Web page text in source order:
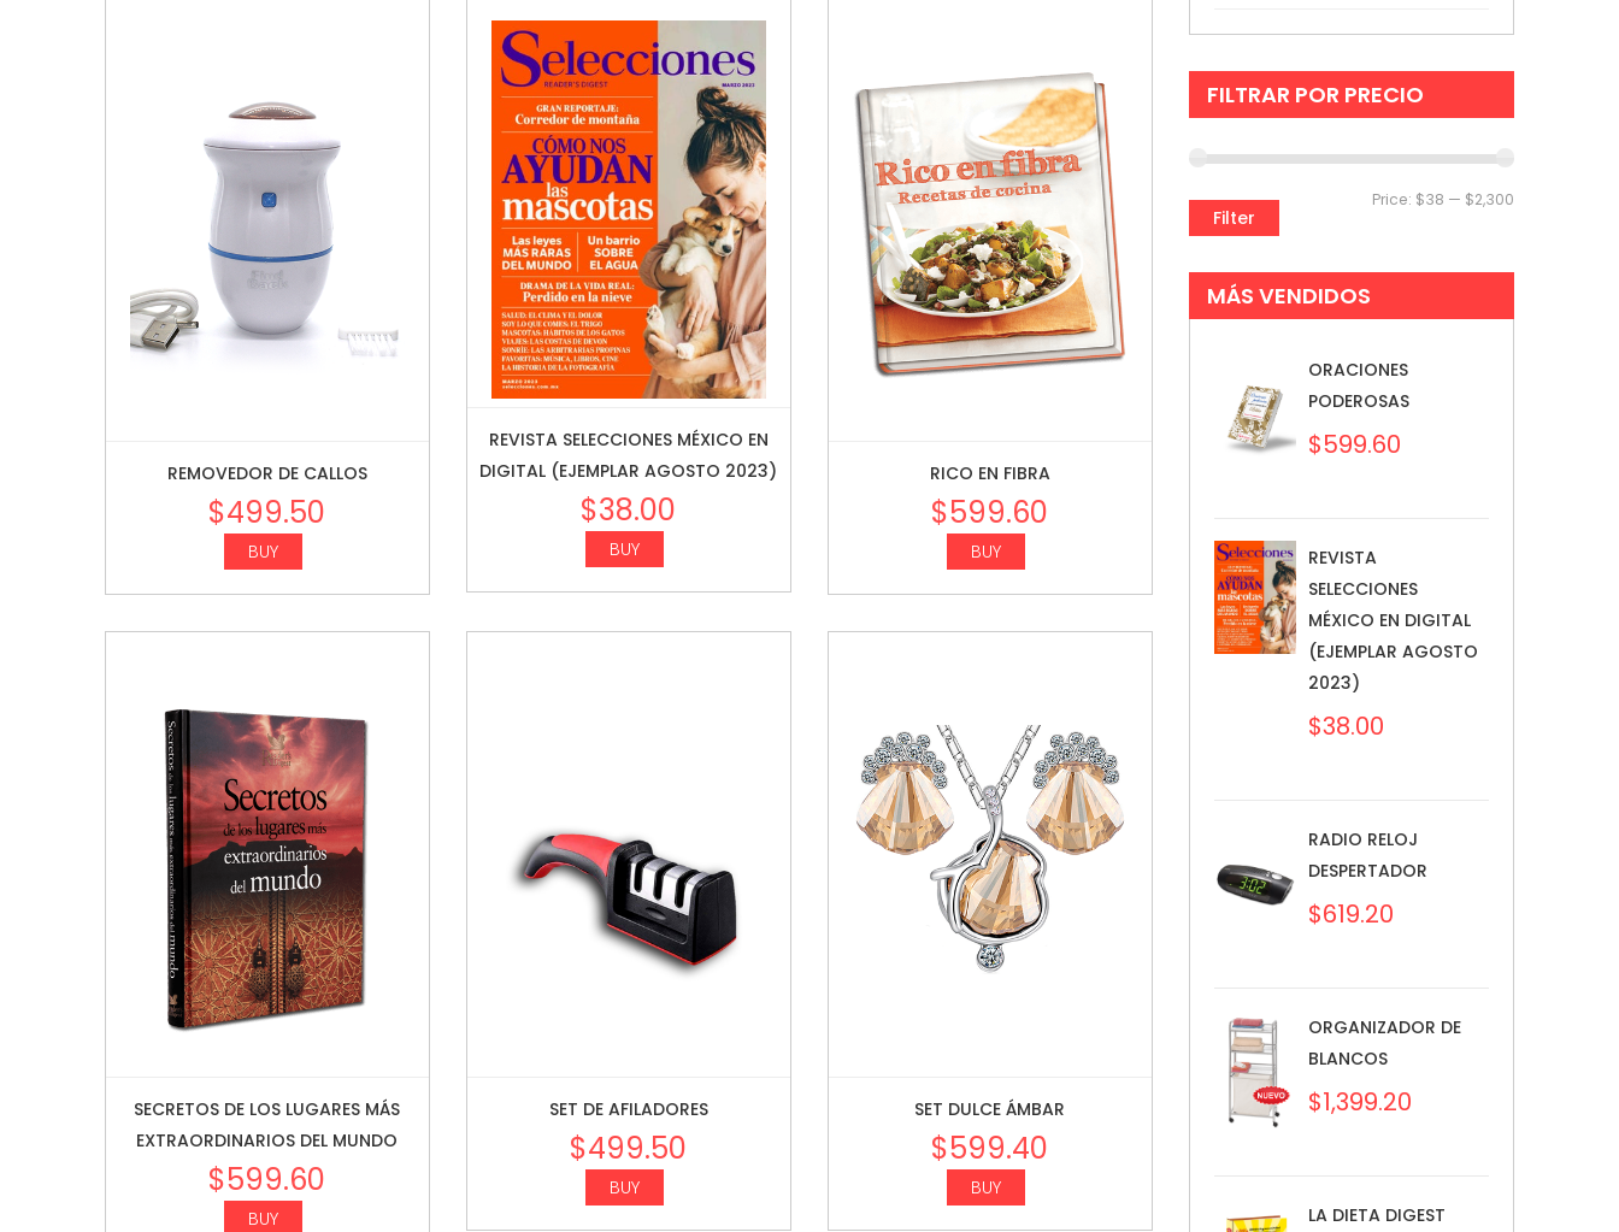
REMOVEDOR DE CALLOS
$499.50
BUY
REVISTA SELECCIONES MÉXICO EN
DIGITAL (EJEMPLAR AGOSTO 2023)
$38.00
BUY
RICO EN FIBRA
$599.60
BUY
SECRETOS DE LOS LUGARES MÁS
EXTRAORDINARIOS DEL MUNDO
$599.60
BUY
SET DE AFILADORES
$499.50
BUY
SET DULCE ÁMBAR
$599.40
BUY
FILTRAR POR PRECIO
Filter
Price: $38 — $2,300
MÁS VENDIDOS
ORACIONES
PODEROSAS
$599.60
REVISTA
SELECCIONES
MÉXICO EN DIGITAL
(EJEMPLAR AGOSTO
2023)
$38.00
RADIO RELOJ
DESPERTADOR
$619.20
ORGANIZADOR DE
BLANCOS
$1,399.20
LA DIETA DIGEST